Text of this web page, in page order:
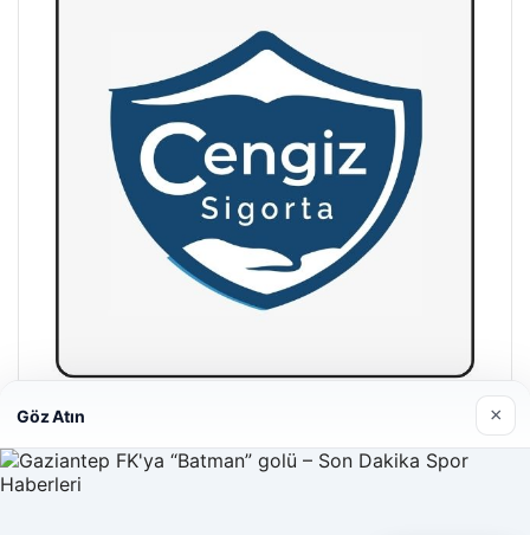
Hastaş Beton
26/05/2026
Göz Atın ×